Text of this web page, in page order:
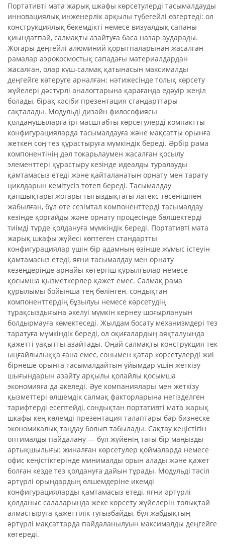
Портативті мата жарық шкафы көрсетулерді тасымалдауды
инновациялық инженерлік арқылы түбегейлі өзгертеді: ол
конструкциялық бекемдікті немесе визуалдық сапаны
қиындатпай, салмақты азайтуға баса назар аударады.
Жоғары деңгейлі алюминий қорытпаларынан жасалған
рамалар аэрокосмостық сападағы материалдардан
жасалған, олар күш-салмақ қатынасын максималды
деңгейге көтеруге арналған; нәтижесінде толық көрсету
жүйелері дәстүрлі аналогтарына қарағанда едәуір жеңіл
болады, бірақ кәсіби презентация стандарттары
сақталады. Модульді дизайн философиясы
қолданушыларға ірі масштабты көрсетулерді компактты
конфигурацияларда тасымалдауға және мақсатты орынға
жеткен соң тез құрастыруға мүмкіндік береді. Әрбір рама
компонентінің дәл токарьлаумен жасалған қосылу
элементтері құрастыру кезінде идеалды туралауды
қамтамасыз етеді және қайталанатын орнату мен тарату
циклдарын кемітусіз төтеп береді. Тасымалдау
қапшықтары жоғары тығыздықтағы латекс төсенішпен
жабылған, бұл өте сезімтал компоненттерді тасымалдау
кезінде қорғайды және орнату процесінде бөлшектерді
тиімді түрде қолдануға мүмкіндік береді. Портативті мата
жарық шкафы жүйесі көптеген стандартты
конфигурациялар үшін бір адамның өзінше жұмыс істеуін
қамтамасыз етеді, яғни тасымалдау мен орнату
кезеңдерінде арнайы көтергіш құрылғылар немесе
қосымша қызметкерлер қажет емес. Салмақ рама
құрылымы бойынша тең бөлінген, сондықтан
компоненттердің бұзылуы немесе көрсетудің
тұрақсыздығына әкелуі мүмкін кернеу шоғырлануын
болдырмауға көмектеседі. Жылдам босату механизмдері тез
таратуға мүмкіндік береді, ол оқиғалардың аяқталуында
қажетті уақытты азайтады. Оңай салмақты конструкция тек
ыңғайлылыққа ғана емес, сонымен қатар көрсетулерді жиі
бірнеше орынға тасымалдайтын ұйымдар үшін жеткізу
шығындарын азайту арқылы қолайлы қосымша
экономияға да әкеледі. Әуе компаниялары мен жеткізу
қызметтері өлшемдік салмақ факторларына негізделген
тарифтерді есептейді, сондықтан портативті мата жарық
шкафы кең көлемді презентация талаптары бар бизнеске
экономикалық таңдау болып табылады. Сақтау кеңістігін
оптималды пайдалану — бұл жүйенің тағы бір маңызды
артықшылығы: жиналған көрсетулер қоймаларда немесе
офис кеңістіктерінде минималды орын алады және қажет
болған кезде тез қолдануға дайын тұрады. Модульді тәсіл
әртүрлі орындардың өлшемдеріне икемді
конфигурацияларды қамтамасыз етеді, яғни әртүрлі
қолданыс салаларында жеке көрсету жүйелерін толықтай
алмастыруға қажеттілік туғызбайды, бұл жабдықтың
әртүрлі мақсаттарда пайдаланылуын максималды деңгейге
көтереді.